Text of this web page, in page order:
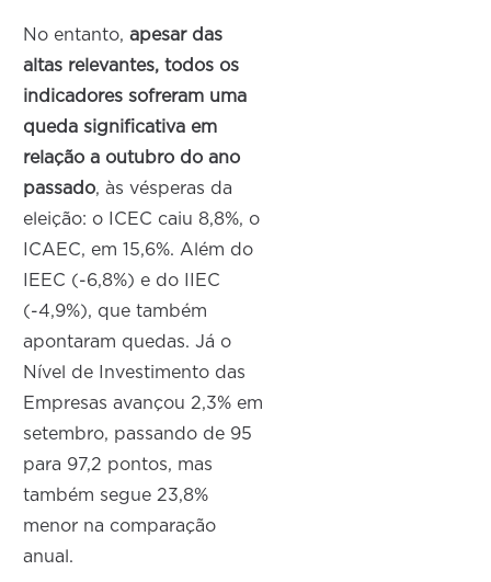
No entanto, apesar das
altas relevantes, todos os
indicadores sofreram uma
queda significativa em
relação a outubro do ano
passado, às vésperas da
eleição: o ICEC caiu 8,8%, o
ICAEC, em 15,6%. Além do
IEEC (-6,8%) e do IIEC
(-4,9%), que também
apontaram quedas. Já o
Nível de Investimento das
Empresas avançou 2,3% em
setembro, passando de 95
para 97,2 pontos, mas
também segue 23,8%
menor na comparação
anual.